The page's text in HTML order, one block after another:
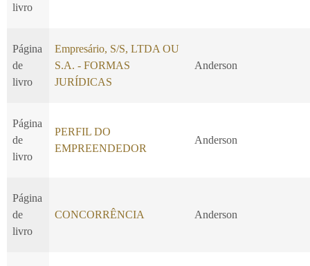
livro
Página
de
livro
Empresário, S/S, LTDA OU
S.A. - FORMAS
JURÍDICAS
Anderson
Página
de
livro
PERFIL DO
EMPREENDEDOR
Anderson
Página
de
livro
CONCORRÊNCIA Anderson